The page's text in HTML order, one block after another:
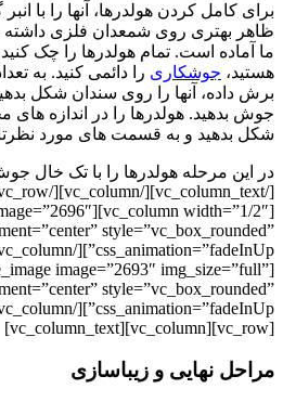
برای کامل کردن هولدرها، آنها را با
ظاهر بهتری روی شمعدان فلزی داشته
ما آماده است. تمام هولدرها را چک
هستید، جوشکاری
برش داده، آنها را روی سندان شکل
جوش بدهید. هولدرها را در اندازه های
شکل بدهید و به قسمت های مورد
در این مرحله هولدرها را با تک خال
image=”2696″
style=”vc_box_rounded”
image=”2693″ img_size=”full”
style=”vc_box_rounded”
[vc_row][vc_column][vc_column_text]
مراحل نهایی و زیباسازی